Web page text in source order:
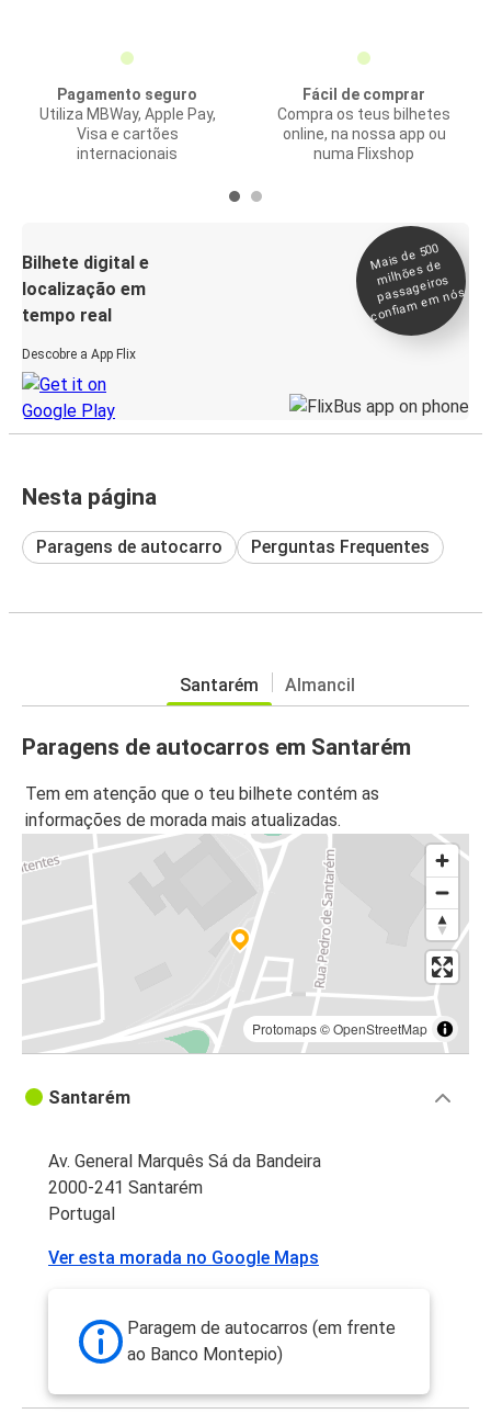
Pagamento seguro
Utiliza MBWay, Apple Pay,
Visa e cartões
internacionais
Fácil de comprar
Compra os teus bilhetes
online, na nossa app ou
numa Flixshop
Bilhete digital e
localização em
tempo real
Descobre a App Flix
Mais de 500
milhões de
passageiros
confia
m e
m nós
Nesta página
Paragens de autocarro Perguntas Frequentes
Santarém Almancil
Paragens de autocarros em Santarém
Tem em atenção que o teu bilhete contém as
informações de morada mais atualizadas.
Protomaps©OpenStreetMap
Santarém
Av. General Marquês Sá da Bandeira
2000-241 Santarém
Portugal
Ver esta morada no Google Maps
Paragem de autocarros (em frente
ao Banco Montepio)